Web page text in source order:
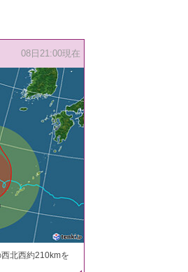
08日21:00現在
北西約210kmを